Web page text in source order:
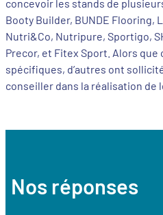
concevoir les stands de
Booty Builder, BUNDE Flooring,
Nutri&Co, Nutripure, Sportigo,
Precor, et Fitex Sport. Alors
spécifiques, d’autres ont
conseiller dans la réalisation de
Nos réponses